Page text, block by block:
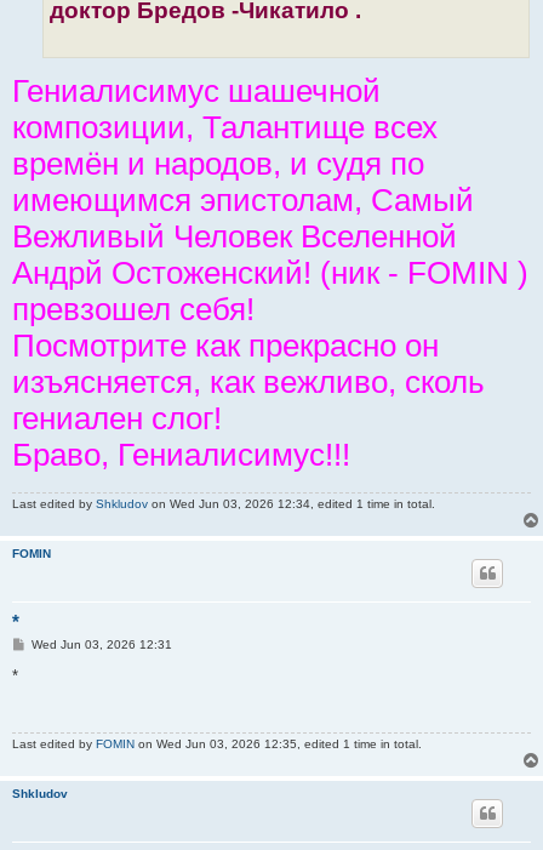
доктор Бредов -Чикатило .
Гениалисимус шашечной
композиции, Талантище всех
времён и народов, и судя по
имеющимся эпистолам, Самый
Вежливый Человек Вселенной
Андрй Остоженский! (ник - FOMIN )
превзошел себя!
Посмотрите как прекрасно он
изъясняется, как вежливо, сколь
гениален слог!
Браво, Гениалисимус!!!
Last edited by Shkludov on Wed Jun 03, 2026 12:34, edited 1 time in total.
FOMIN
*
PWed Jun 03, 2026 12:31
*
Last edited by FOMIN on Wed Jun 03, 2026 12:35, edited 1 time in total.
Shkludov